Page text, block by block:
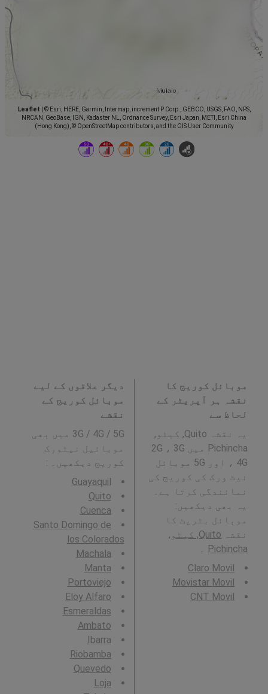
Leaflet
© Esri, HERE, Garmin, Intermap, increment P Corp., GEBCO, USGS, FAO, NPS,
NRCAN, GeoBase, IGN, Kadaster NL, Ordnance Survey, Esri Japan, METI, Esri China
(Hong Kong), © OpenStreetMap contributors, and the GIS User Community
موبائل کوریج کا
نقشہ ہر آپریٹر کے
لحاظ سے
یہ نقشہ Quito, کیٹو,
Pichincha میں 2G ، 3G
، 4G اور 5G موبائل
نیٹ ورک کی کوریج کی
نمائندگی کرتا ہے۔
یہ بھی دیکھیں:
موبائل بٹریٹ کا
نقشہ
Quito, کیٹو,
Pichincha ۔
Claro Movil
Movistar Movil
CNT Movil
دیگر علاقوں کے لیے
موبائل کوریج کے
نقشے
3G / 4G / 5G میں بھی
موبائیل نیٹورک
کوریج دیکھیں۔ :
Guayaquil
Quito
Cuenca
Santo Domingo de
los Colorados
Machala
Manta
Portoviejo
Eloy Alfaro
Esmeraldas
Ambato
Ibarra
Riobamba
Quevedo
Loja